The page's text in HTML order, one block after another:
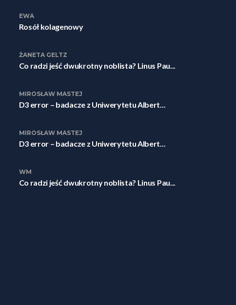
EWA
Rosół kolagenowy
ŻANETA GELTZ
Co radzi jeść dwukrotny noblista? Linus Pau...
MIROSŁAW MASTEJ
D3 error – badacze z Uniwerytetu Albert...
MIROSŁAW MASTEJ
D3 error – badacze z Uniwerytetu Albert...
WM
Co radzi jeść dwukrotny noblista? Linus Pau...